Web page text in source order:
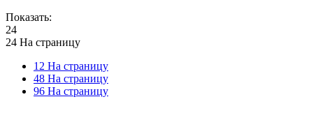
Показать:
24
24 На страницу
12 На страницу
48 На страницу
96 На страницу